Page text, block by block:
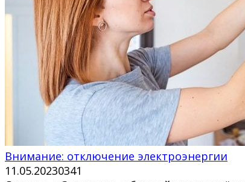
Внимание: отключение электроэнергии
11.05.20230341